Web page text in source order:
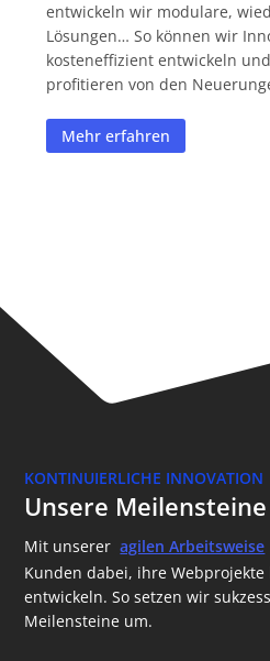
entwickeln wir modulare,
Lösungen… So können wir
kosteneffizient entwickeln
profitieren von den
Mehr erfahren
KONTINUIERLICHE INNOVATION
Unsere Meilensteine
Mit unserer agilen Arbeitsweise
Kunden dabei, ihre
entwickeln. So setzen wir
Meilensteine um.